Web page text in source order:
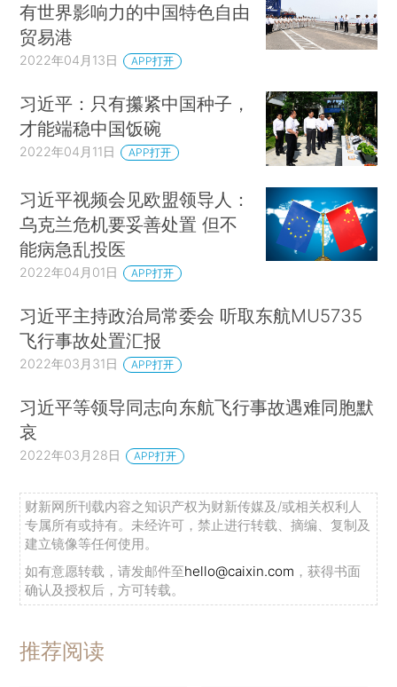
有世界影响力的中国特色自由
贸易港
2022年04月13日 APP打开
习近平：只有攥紧中国种子，
才能端稳中国饭碗
2022年04月11日 APP打开
习近平视频会见欧盟领导人：
乌克兰危机要妥善处置 但不
能病急乱投医
2022年04月01日 APP打开
习近平主持政治局常委会 听取东航MU5735
飞行事故处置汇报
2022年03月31日 APP打开
习近平等领导同志向东航飞行事故遇难同胞默
哀
2022年03月28日 APP打开
财新网所刊载内容之知识产权为财新传媒及/或相关权利人
专属所有或持有。未经许可，禁止进行转载、摘编、复制及
建立镜像等任何使用。
如有意愿转载，请发邮件至hello@caixin.com ，获得书面
确认及授权后，方可转载。
推荐阅读